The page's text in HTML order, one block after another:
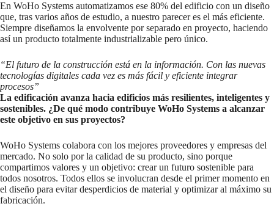
En WoHo Systems automatizamos ese 80% del edificio con un diseño
que, tras varios años de estudio, a nuestro parecer es el más eficiente.
Siempre diseñamos la envolvente por separado en proyecto, haciendo
así un producto totalmente industrializable pero único.
“El futuro de la construcción está en la información. Con las nuevas
tecnologías digitales cada vez es más fácil y eficiente integrar
procesos”
La edificación avanza hacia edificios más resilientes, inteligentes y
sostenibles. ¿De qué modo contribuye WoHo Systems a alcanzar
este objetivo en sus proyectos?
WoHo Systems colabora con los mejores proveedores y empresas del
mercado. No solo por la calidad de su producto, sino porque
compartimos valores y un objetivo: crear un futuro sostenible para
todos nosotros. Todos ellos se involucran desde el primer momento en
el diseño para evitar desperdicios de material y optimizar al máximo su
fabricación.